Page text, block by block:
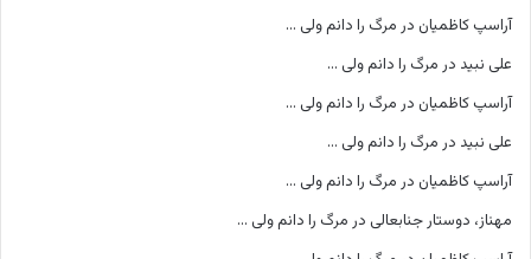
آراسپ کاظمیان در مرگ را دانم ولی …
علی نبید در مرگ را دانم ولی …
آراسپ کاظمیان در مرگ را دانم ولی …
علی نبید در مرگ را دانم ولی …
آراسپ کاظمیان در مرگ را دانم ولی …
مهناز، دوستار جنابعالی در مرگ را دانم ولی …